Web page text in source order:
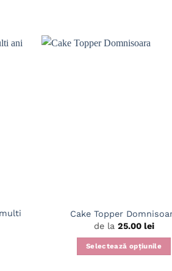
Cake Topper
de la 25.00 lei
Selectează opțiunile